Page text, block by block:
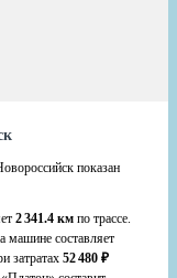
показан
2 341.4 км по трассе.
машине составляет
затратах 52 480 ₽